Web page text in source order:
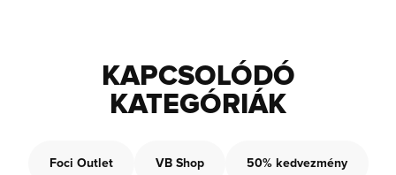
KAPCSOLÓDÓ
KATEGÓRIÁK
Foci Outlet VB Shop 50% kedvezmény